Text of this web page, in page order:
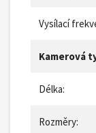
Vysílací
Kamerová
Délka:
Rozměry: